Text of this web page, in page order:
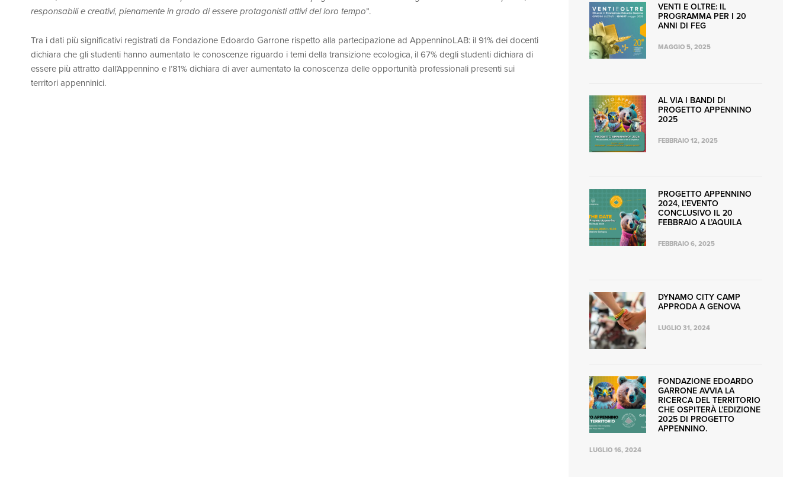
responsabili e creativi, pienamente in grado di essere protagonisti attivi del loro tempo”.
Tra i dati più significativi registrati da Fondazione Edoardo Garrone rispetto alla partecipazione ad AppenninoLAB: il 91% dei docenti
dichiara che gli studenti hanno aumentato le conoscenze riguardo i temi della transizione ecologica, il 67% degli studenti dichiara di
essere più attratto dall’Appennino e l’81% dichiara di aver aumentato la conoscenza delle opportunità professionali presenti sui
territori appenninici.
VENTI E OLTRE: IL
PROGRAMMA PER I 20
ANNI DI FEG
MAGGIO 5, 2025
AL VIA I BANDI DI
PROGETTO APPENNINO
2025
FEBBRAIO 12, 2025
PROGETTO APPENNINO
2024, L’EVENTO
CONCLUSIVO IL 20
FEBBRAIO A L’AQUILA
FEBBRAIO 6, 2025
DYNAMO CITY CAMP
APPRODA A GENOVA
LUGLIO 31, 2024
FONDAZIONE EDOARDO
GARRONE AVVIA LA
RICERCA DEL TERRITORIO
CHE OSPITERÀ L’EDIZIONE
2025 DI PROGETTO
APPENNINO.
LUGLIO 16, 2024